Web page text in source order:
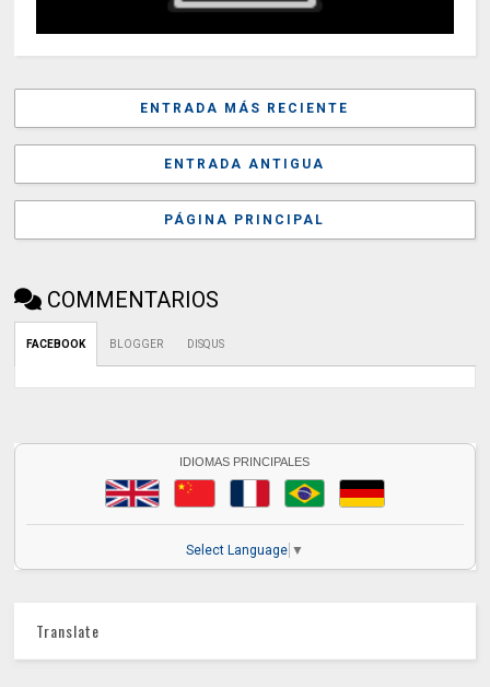
ENTRADA MÁS RECIENTE
ENTRADA ANTIGUA
PÁGINA PRINCIPAL
COMMENTARIOS
FACEBOOK BLOGGER DISQUS
IDIOMAS PRINCIPALES
Select Language ▼
Translate